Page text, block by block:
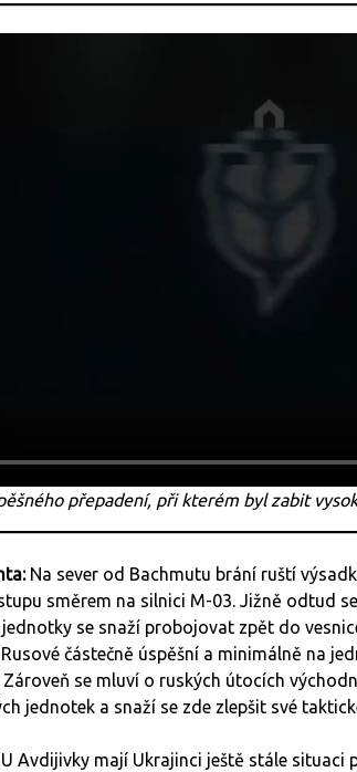
přepadení, při kterém byl zabit
Na sever od Bachmutu brání ruští
směrem na silnici M-03. Jižně odtud
jednotky se snaží probojovat zpět do
částečně úspěšní a minimálně na
Zároveň se mluví o ruských útocích
jednotek a snaží se zde zlepšit své
U Avdijivky mají Ukrajinci ještě stále situaci